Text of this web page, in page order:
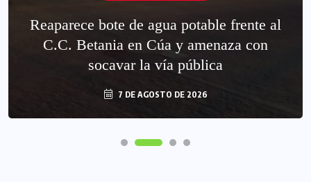
Reaparece bote de agua potable frente al
C.C. Betania en Cúa y amenaza con
socavar la vía pública
7 DE AGOSTO DE 2026